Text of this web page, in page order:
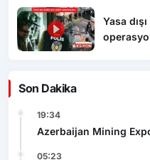
Yasa
Son Dakika
19:34
Azerbaijan Mining
05:23